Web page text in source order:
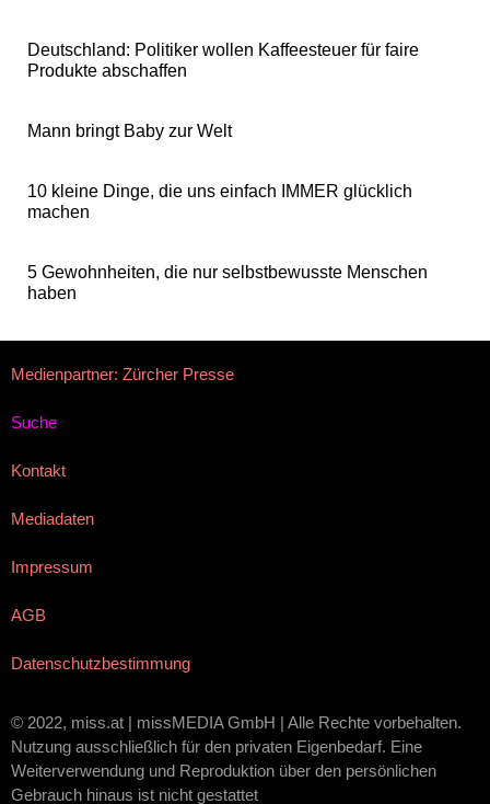
Deutschland: Politiker wollen Kaffeesteuer für faire
Produkte abschaffen
Mann bringt Baby zur Welt
10 kleine Dinge, die uns einfach IMMER glücklich
machen
5 Gewohnheiten, die nur selbstbewusste Menschen
haben
Medienpartner: Zürcher Presse
Suche
Kontakt
Mediadaten
Impressum
AGB
Datenschutzbestimmung
© 2022, miss.at | missMEDIA GmbH | Alle Rechte vorbehalten.
Nutzung ausschließlich für den privaten Eigenbedarf. Eine
Weiterverwendung und Reproduktion über den persönlichen
Gebrauch hinaus ist nicht gestattet